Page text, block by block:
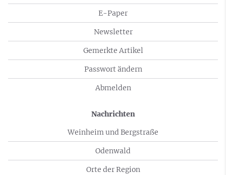
E-Paper
Newsletter
Gemerkte Artikel
Passwort ändern
Abmelden
Nachrichten
Weinheim und Bergstraße
Odenwald
Orte der Region